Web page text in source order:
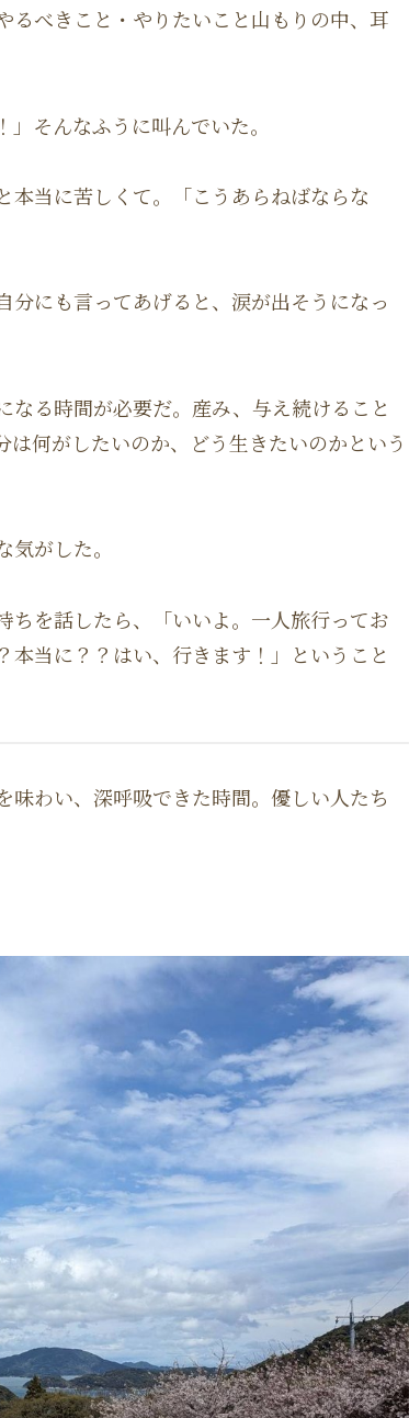
るべきこと・やりたいこと山もりの中、耳
そんなふうに叫んでいた。
本当に苦しくて。「こうあらねばならな
分にも言ってあげると、涙が出そうになっ
る時間が必要だ。産み、与え続けること
何がしたいのか、どう生きたいのかという
がした。
ちを話したら、「いいよ。一人旅行ってお
当に？？はい、行きます！」ということ
わい、深呼吸できた時間。優しい人たち